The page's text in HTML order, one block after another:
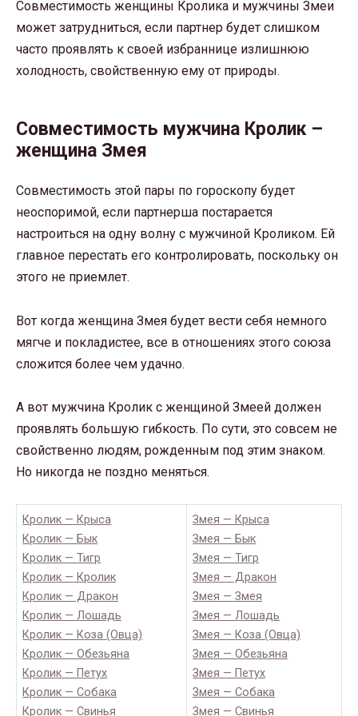
Совместимость женщины Кролика и мужчины Змеи
может затрудниться, если партнер будет слишком
часто проявлять к своей избраннице излишнюю
холодность, свойственную ему от природы.
Совместимость мужчина Кролик –
женщина Змея
Совместимость этой пары по гороскопу будет
неоспоримой, если партнерша постарается
настроиться на одну волну с мужчиной Кроликом. Ей
главное перестать его контролировать, поскольку он
этого не приемлет.
Вот когда женщина Змея будет вести себя немного
мягче и покладистее, все в отношениях этого союза
сложится более чем удачно.
А вот мужчина Кролик с женщиной Змеей должен
проявлять большую гибкость. По сути, это совсем не
свойственно людям, рожденным под этим знаком.
Но никогда не поздно меняться.
Кролик — Крыса
Кролик — Бык
Кролик — Тигр
Кролик — Кролик
Кролик — Дракон
Кролик — Лошадь
Кролик — Коза (Овца)
Кролик — Обезьяна
Кролик — Петух
Кролик — Собака
Кролик — Свинья
Змея — Крыса
Змея — Бык
Змея — Тигр
Змея — Дракон
Змея — Змея
Змея — Лошадь
Змея — Коза (Овца)
Змея — Обезьяна
Змея — Петух
Змея — Собака
Змея — Свинья